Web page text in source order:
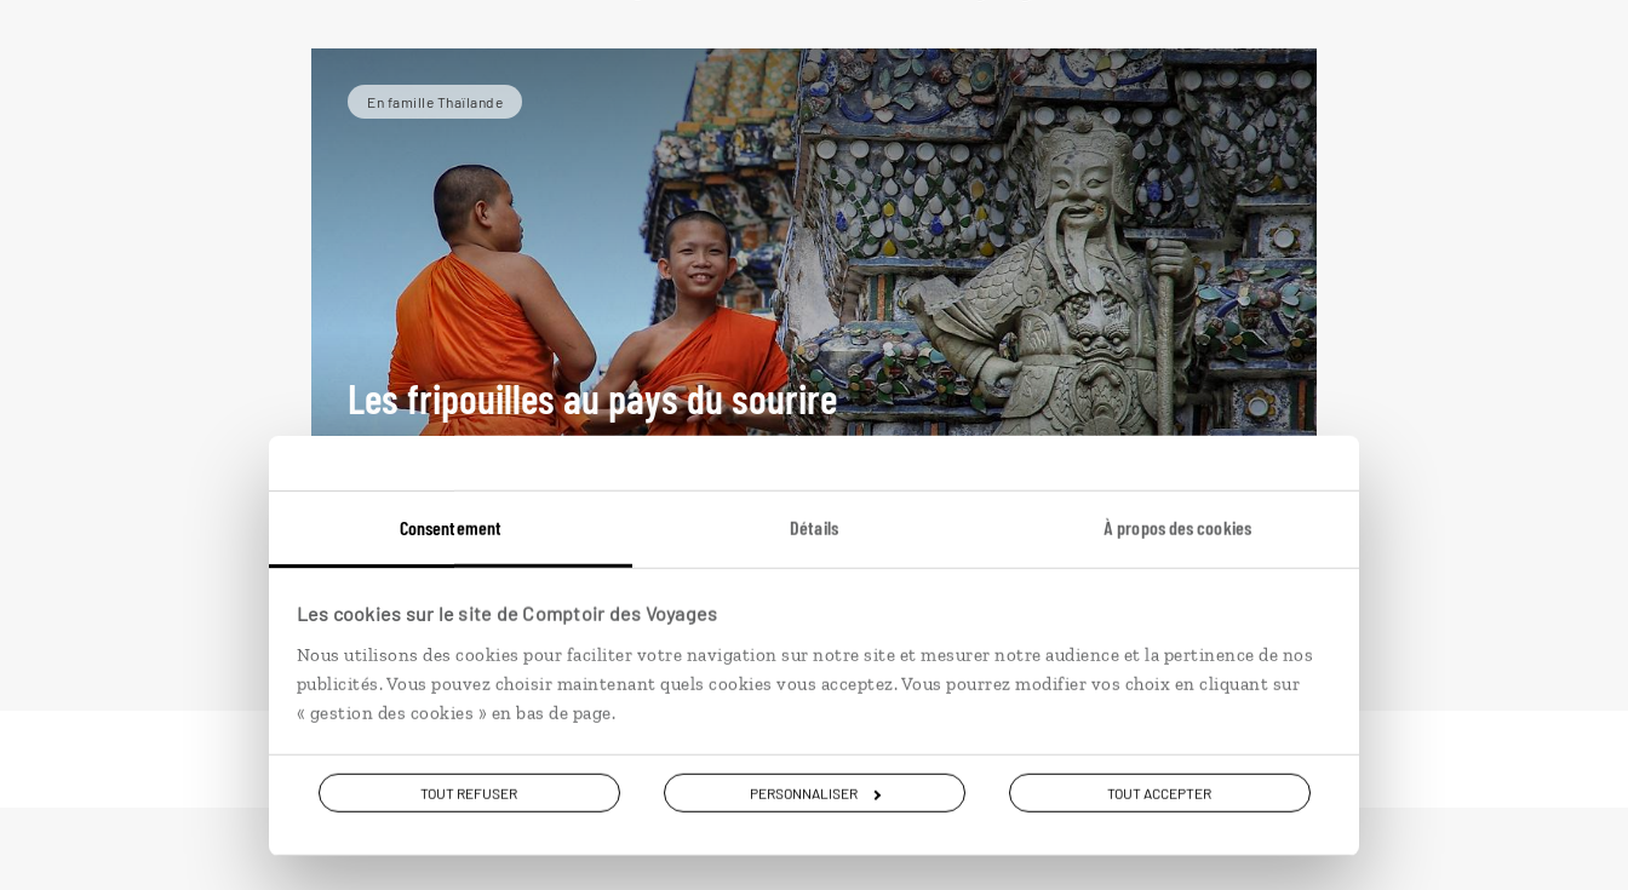
Consentement Détails À propos des cookies
Les cookies sur le site de Comptoir des Voyages
Nous utilisons des cookies pour faciliter votre navigation sur notre site et mesurer notre audience et la pertinence de nos
publicités. Vous pouvez choisir maintenant quels cookies vous acceptez. Vous pourrez modifier vos choix en cliquant sur
« gestion des cookies » en bas de page.
TOUT REFUSER PERSONNALISER TOUT ACCEPTER
En famille Thaïlande
Les fripouilles au pays du sourire
12 jours / 10 nuits
à partir de 2350€